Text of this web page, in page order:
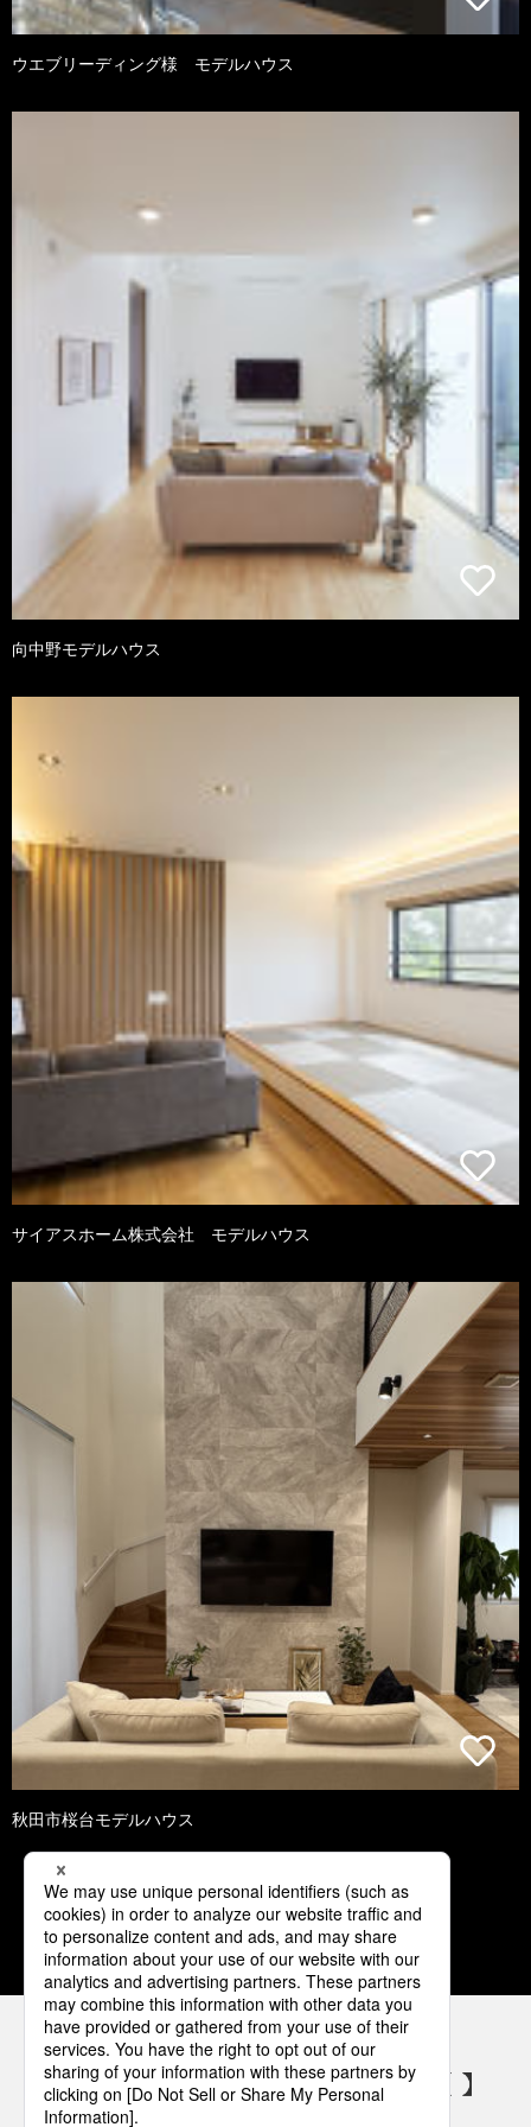
ウエブリーディング様 モデルハウス
向中野モデルハウス
サイアスホーム株式会社 モデルハウス
秋田市桜台モデルハウス
1 2 3 4 5
パナソニックの電気設備 SNSアカウント